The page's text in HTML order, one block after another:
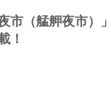
市（艋舺夜市）
！